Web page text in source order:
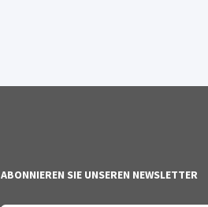
ABONNIEREN SIE UNSEREN NEWSLETTER